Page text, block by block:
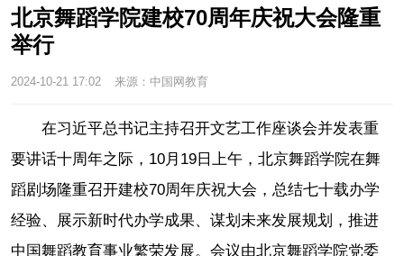
北京舞蹈学院建校70周年庆祝大会隆重
举行
2024-10-21 17:02 来源：中国网教育
在习近平总书记主持召开文艺工作座谈会并发表重
要讲话十周年之际，10月19日上午，北京舞蹈学院在舞
蹈剧场隆重召开建校70周年庆祝大会，总结七十载办学
经验、展示新时代办学成果、谋划未来发展规划，推进
中国舞蹈教育事业繁荣发展。会议由北京舞蹈学院党委